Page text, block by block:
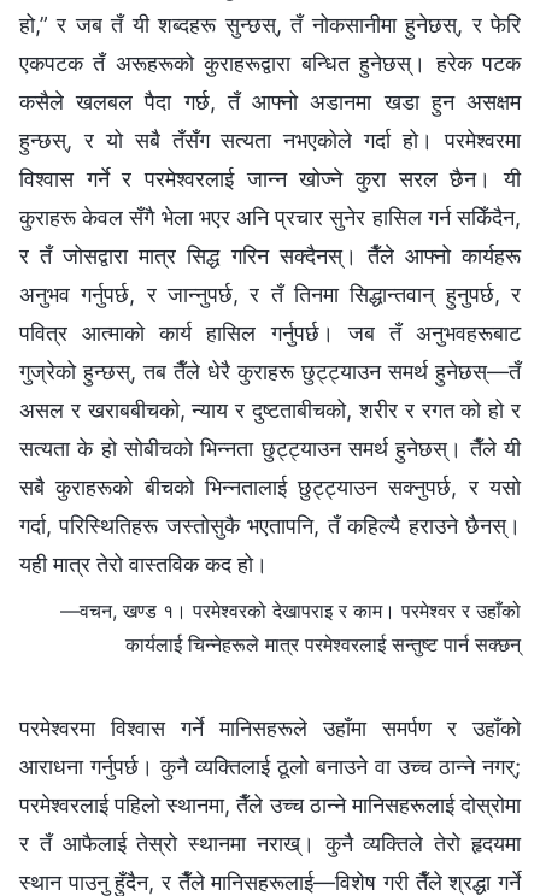
हो,” र जब तँ यी शब्दहरू सुन्छस्‌, तँ नोकसानीमा हुनेछस्‌, र फेरि
एकपटक तँ अरूहरूको कुराहरूद्वारा बन्धित हुनेछस्‌। हरेक पटक
कसैले खलबल पैदा गर्छ, तँ आफ्नो अडानमा खडा हुन असक्षम
हुन्छस्‌, र यो सबै तँसँग सत्यता नभएकोले गर्दा हो। परमेश्‍वरमा
विश्‍वास गर्ने र परमेश्‍वरलाई जान्न खोज्ने कुरा सरल छैन। यी
कुराहरू केवल सँगै भेला भएर अनि प्रचार सुनेर हासिल गर्न सकिँदैन,
र तँ जोसद्वारा मात्र सिद्ध गरिन सक्दैनस्‌। तैँले आफ्नो कार्यहरू
अनुभव गर्नुपर्छ, र जान्नुपर्छ, र तँ तिनमा सिद्धान्तवान्‌ हुनुपर्छ, र
पवित्र आत्माको कार्य हासिल गर्नुपर्छ। जब तँ अनुभवहरूबाट
गुज्रेको हुन्छस्‌, तब तैँले धेरै कुराहरू छुट्ट्याउन समर्थ हुनेछस्‌—तँ
असल र खराबबीच‌को, न्याय र दुष्टताबीचको, शरीर र रगत को हो र
सत्यता के हो सोबीचको भिन्नता छुट्ट्याउन समर्थ हुनेछस्। तैँले यी
सबै कुराहरूको बीचको भिन्नतालाई छुट्ट्याउन सक्‍नुपर्छ, र यसो
गर्दा, परिस्थितिहरू जस्तोसुकै भएतापनि, तँ कहिल्यै हराउने छैनस्‌।
यही मात्र तेरो वास्तविक कद हो।
—वचन, खण्ड १। परमेश्‍वरको देखापराइ र काम। परमेश्‍वर र उहाँको
कार्यलाई चिन्नेहरूले मात्र परमेश्‍वरलाई सन्तुष्ट पार्न सक्छन्‌
परमेश्‍वरमा विश्‍वास गर्ने मानिसहरूले उहाँमा समर्पण र उहाँको
आराधना गर्नुपर्छ। कुनै व्यक्तिलाई ठूलो बनाउने वा उच्‍च ठान्‍ने नगर्;
परमेश्‍वरलाई पहिलो स्थानमा, तैँले उच्‍च ठान्‍ने मानिसहरूलाई दोस्रोमा
र तँ आफैलाई तेस्रो स्थानमा नराख्। कुनै व्यक्तिले तेरो हृदयमा
स्थान पाउनु हुँदैन, र तैँले मानिसहरूलाई—विशेष गरी तैँले श्रद्धा गर्ने